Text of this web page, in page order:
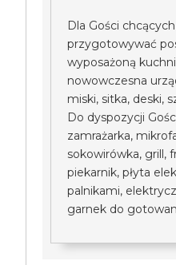
Dla Gości
przygotowywać
wyposażoną
nowowczesna
miski, sitka, deski,
Do dyspozycji
zamrażarka,
sokowirówka, grill,
piekarnik, płyta
palnikami,
garnek do